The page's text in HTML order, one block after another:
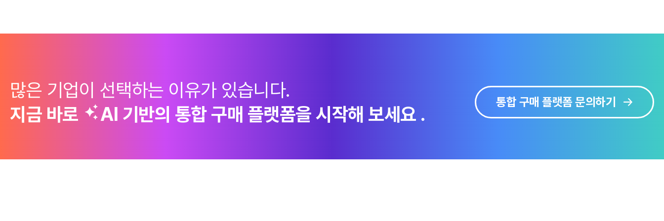
많은 기업이 선택하는 이유가 있습니다.
지금 바로
AI 기반의 통합 구매 플랫폼을 시작해 보세요 .
통합 구매 플랫폼 문의하기